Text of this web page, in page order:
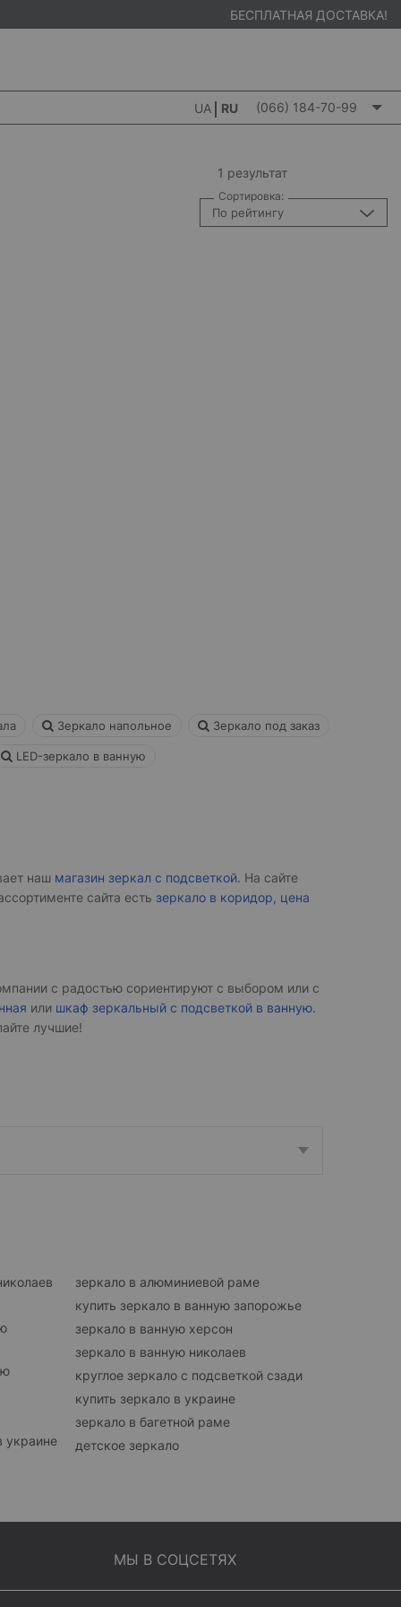
БЕСПЛАТНАЯ ДОСТАВКА!
UA RU (066) 184-70-99
1 результат
Сортировка:
По рейтингу
Зеркало напольное Зеркало под заказ
LED-зеркало в ванную
наш магазин зеркал с подсветкой. На сайте
сайта есть зеркало в коридор, цена
с радостью сориентируют с выбором или с
или шкаф зеркальный с подсветкой в ванную.
лучшие!
украине
зеркало в алюминиевой раме
купить зеркало в ванную запорожье
зеркало в ванную херсон
зеркало в ванную николаев
круглое зеркало с подсветкой сзади
купить зеркало в украине
зеркало в багетной раме
детское зеркало
МЫ В СОЦСЕТЯХ